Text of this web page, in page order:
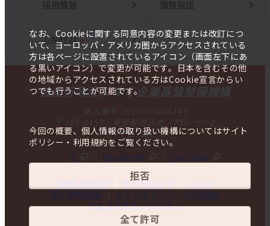
なお、Cookieに関する同意内容の変更または改訂につ
いて、ヨーロッパ・アメリカ圏からアクセスされている
方は各ページに設置されているアイコン（画面左下にあ
る黒いアイコン）で変更が可能です。日本を含むその他
の地域からアクセスされている方はCookie宣言からい
つでも行うことが可能です。
今回の概要、個人情報の取り扱い機構についてはサイト
ポリシー・利用規約をご覧ください。
拒否
全て許可
J-Net21
独立行政法人 中小企業基盤整備機構
法人番号 2010405004147
〒105-8453 東京都港区虎ノ門3－5－1
虎ノ門37森ビル
X
Facebook YouTube
お問い合わせ サイトマップ
リンク
個人情報保護
サイトポリシー・利用規約
ウェブアクセシビリティ